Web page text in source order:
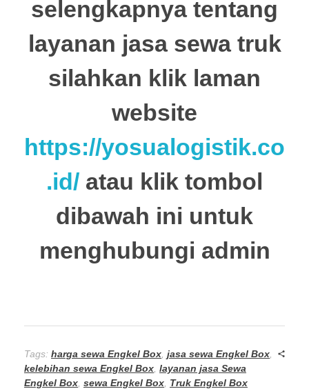
selengkapnya tentang
layanan jasa sewa truk
silahkan klik laman
website
https://yosualogistik.co
.id/ atau klik tombol
dibawah ini untuk
menghubungi admin
Tags: harga sewa Engkel Box jasa sewa Engkel Box
kelebihan sewa Engkel Box layanan jasa Sewa
Engkel Box sewa Engkel Box Truk Engkel Box